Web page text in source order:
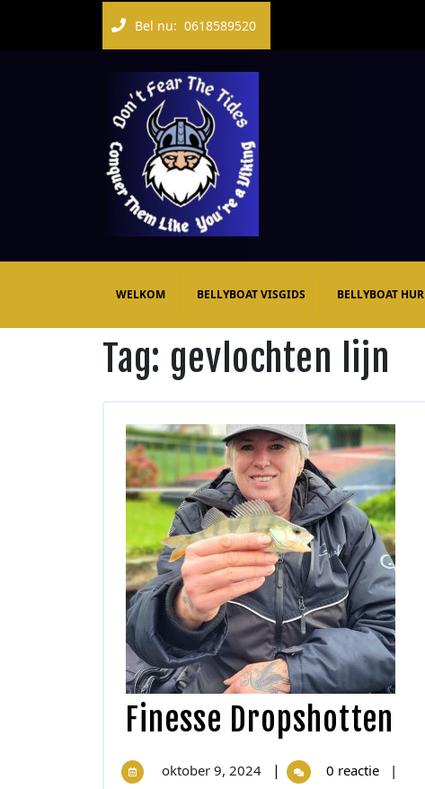
Bel nu: 0618589520
WELKOM BELLYBOAT VISGIDS BELLYBOAT
Tag: gevlochten lijn
Finesse Dropshotten
oktober 9, 2024 | 0 reactie |